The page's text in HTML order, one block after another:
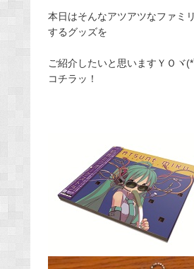
本日はそんなアツアツなファミ
するグッズを
ご紹介したいと思いますＹＯヾ
コチラッ！